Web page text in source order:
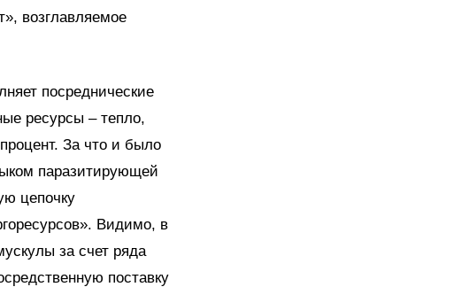
возглавляемое
посреднические
ресурсы – тепло,
За что и было
паразитирующей
цепочку
Видимо, в
за счет ряда
поставку